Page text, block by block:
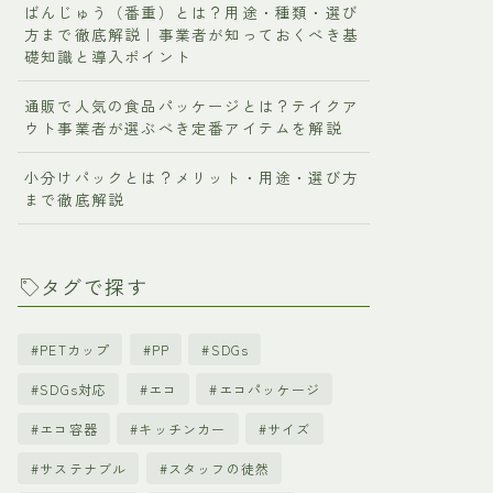
ばんじゅう（番重）とは？用途・種類・選び
方まで徹底解説｜事業者が知っておくべき基
礎知識と導入ポイント
通販で人気の食品パッケージとは？テイクア
ウト事業者が選ぶべき定番アイテムを解説
小分けパックとは？メリット・用途・選び方
まで徹底解説
タグで探す
PETカップ PP SDGs
SDGs対応 エコ エコパッケージ
エコ容器 キッチンカー サイズ
サステナブル スタッフの徒然